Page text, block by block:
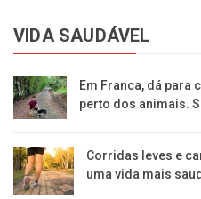
VIDA SAUDÁVEL
Em Franca, dá para
perto dos animais.
Corridas leves e
uma vida mais